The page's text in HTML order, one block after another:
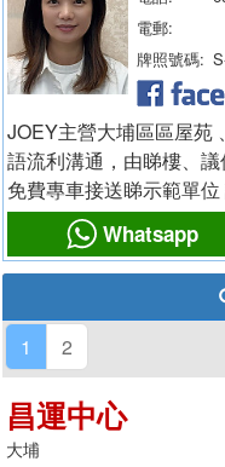
電郵:
牌照號碼:
JOEY主營大埔區區屋苑
語流利溝通，由睇樓、
免費專車接送睇示範單
Whatsapp
1 2
昌運中心
大埔